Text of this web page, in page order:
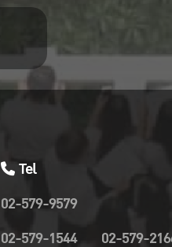
Tel
02-579-9579
02-579-1544
02-579-